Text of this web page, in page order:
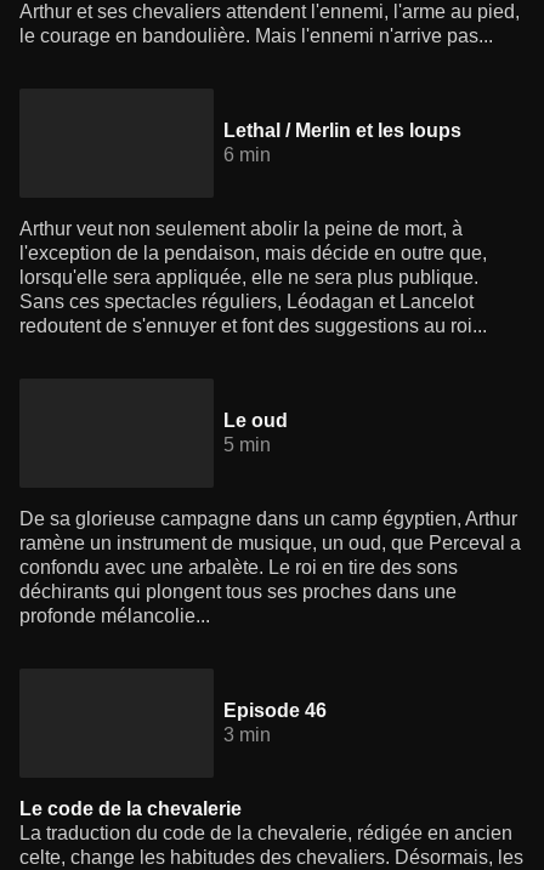
Arthur et ses chevaliers attendent l'ennemi, l'arme au pied,
le courage en bandoulière. Mais l'ennemi n'arrive pas...
Lethal / Merlin et les loups
6 min
Arthur veut non seulement abolir la peine de mort, à
l'exception de la pendaison, mais décide en outre que,
lorsqu'elle sera appliquée, elle ne sera plus publique.
Sans ces spectacles réguliers, Léodagan et Lancelot
redoutent de s'ennuyer et font des suggestions au roi...
Le oud
5 min
De sa glorieuse campagne dans un camp égyptien, Arthur
ramène un instrument de musique, un oud, que Perceval a
confondu avec une arbalète. Le roi en tire des sons
déchirants qui plongent tous ses proches dans une
profonde mélancolie...
Episode 46
3 min
Le code de la chevalerie
La traduction du code de la chevalerie, rédigée en ancien
celte, change les habitudes des chevaliers. Désormais, les